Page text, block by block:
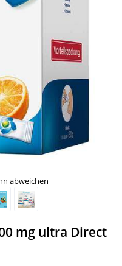
abweichen
mg ultra Direct